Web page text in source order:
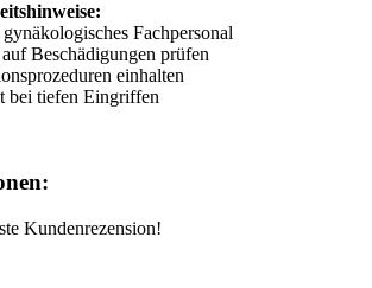
Fachpersonal
Beschädigungen prüfen
einhalten
bei tiefen Eingriffen
Kundenrezension!